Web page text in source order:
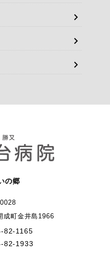
chevron_right
chevron_right
chevron_right
の郷
成町金井島1966
82-1165
82-1933